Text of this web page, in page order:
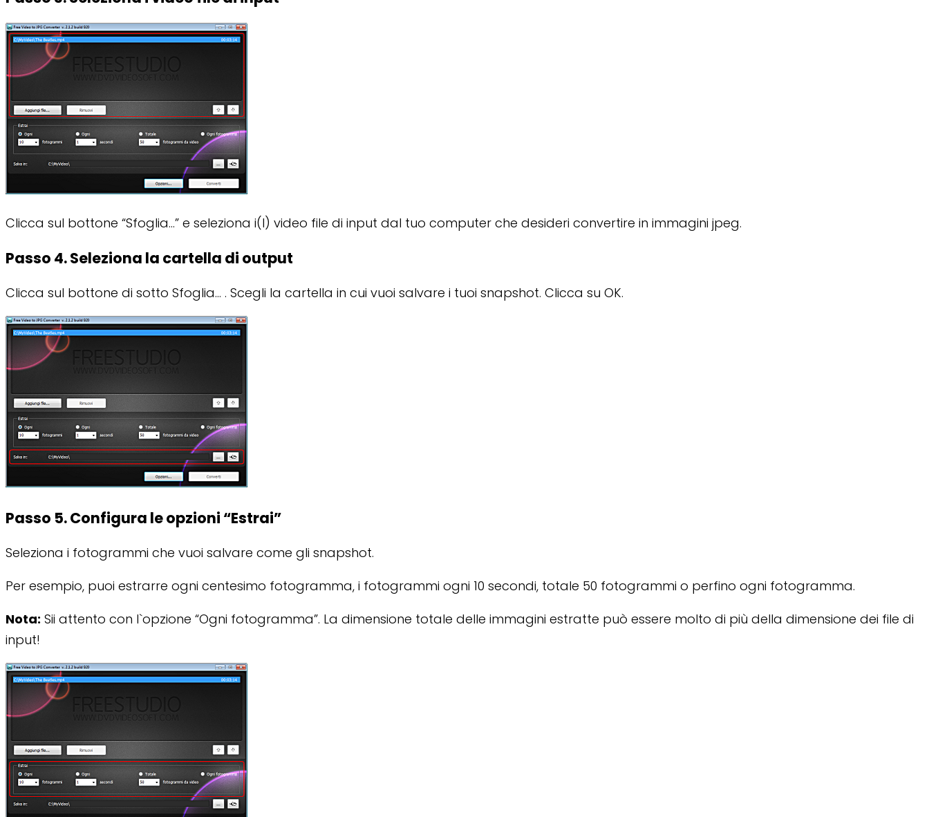
Clicca sul bottone “Sfoglia…” e seleziona i(l) video file di input dal tuo computer che desideri convertire in immagini jpeg.
Passo 4. Seleziona la cartella di output
Clicca sul bottone di sotto Sfoglia… . Scegli la cartella in cui vuoi salvare i tuoi snapshot. Clicca su OK.
Passo 5. Configura le opzioni “Estrai”
Seleziona i fotogrammi che vuoi salvare come gli snapshot.
Per esempio, puoi estrarre ogni centesimo fotogramma, i fotogrammi ogni 10 secondi, totale 50 fotogrammi o perfino ogni fotogramma.
Nota: Sii attento con l`opzione “Ogni fotogramma”. La dimensione totale delle immagini estratte può essere molto di più della dimensione dei file di
input!